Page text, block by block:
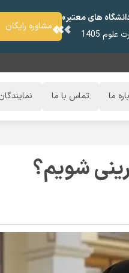
های معتبر»
1405
مشاوره رایگان
ما تماس با ما
شویم؟